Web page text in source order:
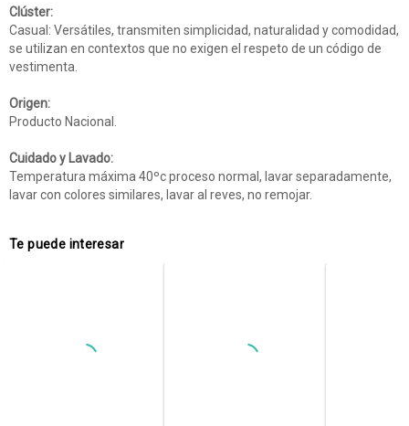
Clúster:
Casual: Versátiles, transmiten simplicidad, naturalidad y comodidad,
se utilizan en contextos que no exigen el respeto de un código de
vestimenta.
Origen:
Producto Nacional.
Cuidado y Lavado:
Temperatura máxima 40ºc proceso normal, lavar separadamente,
lavar con colores similares, lavar al reves, no remojar.
Te puede interesar